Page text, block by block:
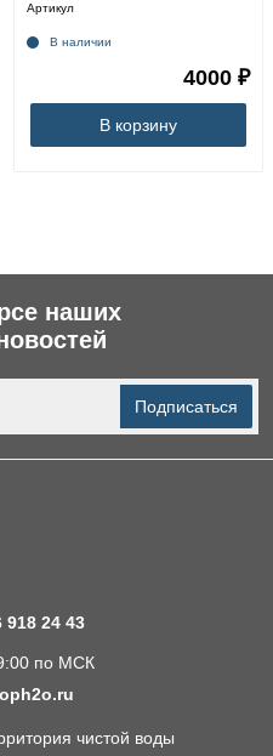
Артикул
В наличии
4000 ₽
В корзину
наших
Подписаться
918 24 43
по МСК
чистой воды